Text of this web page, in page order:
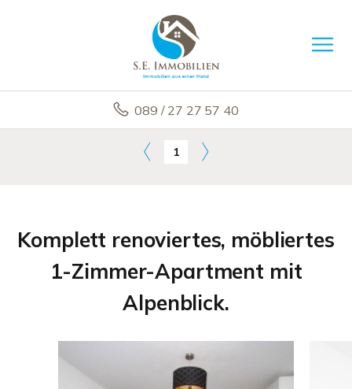
089 / 27 27 57 40
1
Komplett renoviertes, möbliertes
1-Zimmer-Apartment mit
Alpenblick.